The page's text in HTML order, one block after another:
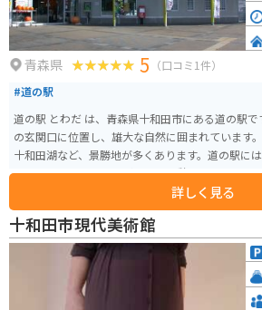
青森県 5 （口コミ1件）
#道の駅
道の駅 とわだ は、青森県十和田市にある道の駅
の玄関口に位置し、雄大な自然に囲まれています。 周辺には、奥入瀬渓流や
十和田湖など、景勝地が多くあります。道の駅に
ショップやレストランがあり、休憩に最適です。
んべい汁などの郷土料理がおすすめです。 バイクで訪れる場合、道の駅から
奥入瀬渓流までの道のりは、ワインディングロー
にも最適です。ただし、野生動物との遭遇に注意
桜、秋には紅葉と、四季折々の景色を楽しむこと
広々とした駐車場も完備されているので、安心し
詳しく見る
十和田市現代美術館